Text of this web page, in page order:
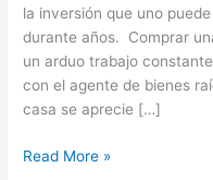
la inversión que uno
durante años. Comprar
un arduo trabajo
con el agente de bienes
casa se aprecie […]
Read More »